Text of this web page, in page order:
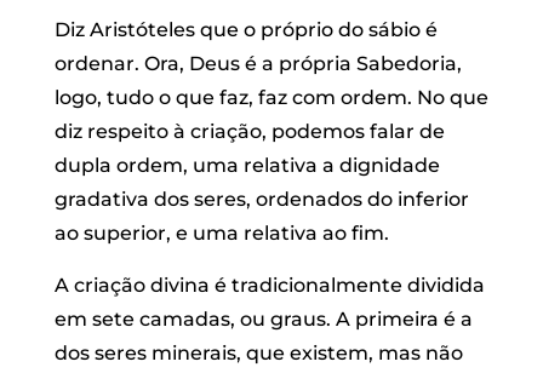
Diz Aristóteles que o próprio do sábio é
ordenar. Ora, Deus é a própria Sabedoria,
logo, tudo o que faz, faz com ordem. No que
diz respeito à criação, podemos falar de
dupla ordem, uma relativa a dignidade
gradativa dos seres, ordenados do inferior
ao superior, e uma relativa ao fim.
A criação divina é tradicionalmente dividida
em sete camadas, ou graus. A primeira é a
dos seres minerais, que existem, mas não